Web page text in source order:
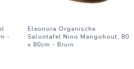
-
Eleonora Organische
Salontafel Nino Mangohout, 80
x 80cm - Bruin